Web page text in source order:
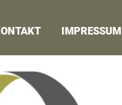
IMPRESSUM